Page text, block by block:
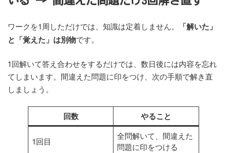
ワークを1周しただけでは、知識は定着しません。
「解いた」
と「覚えた」は別物です。
1回解いて答え合わせをするだけでは、数日後には内容を忘れ
てしまいます。間違えた問題に印をつけ、次の手順で解き直
しましょう。
回数 やること
1回目
全問解いて、間違えた
問題に印をつける